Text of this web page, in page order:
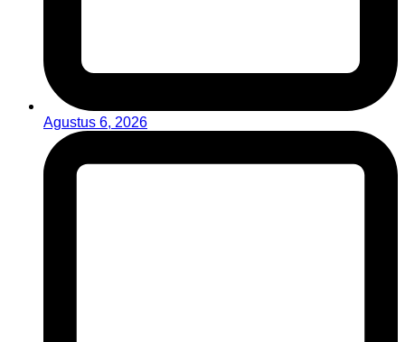
Agustus 6, 2026